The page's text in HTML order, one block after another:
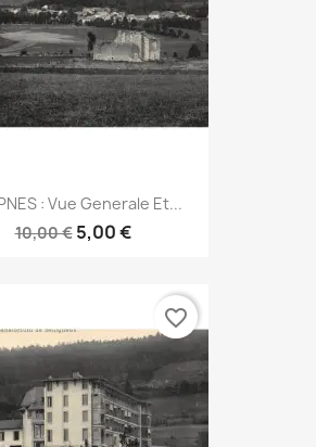
: Vue Generale Et...
10,00 € 5,00 €
favorite_border